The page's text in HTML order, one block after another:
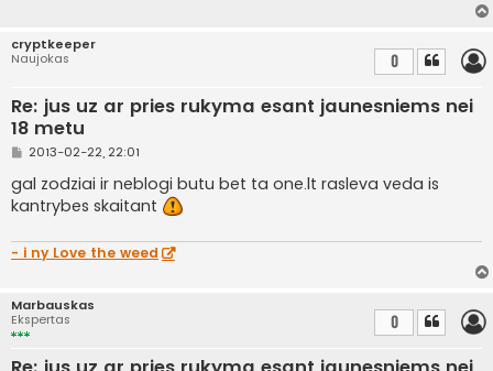
i
n
cryptkeeper
Naujokas
Re: jus uz ar pries rukyma esant jaunesniems nei
18 metu
0
S
a
n
d
t
i
2013-02-22, 22:01
gal zodziai ir neblogi butu bet ta one.lt rasleva veda is
kantrybes skaitant
- i ny Love the weed
Marbauskas
Ekspertas
0